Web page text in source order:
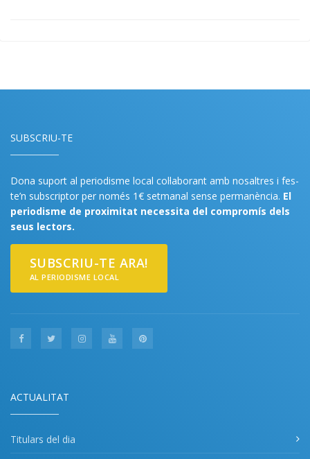
SUBSCRIU-TE
Dona suport al periodisme local col·laborant amb nosaltres i fes-
te’n subscriptor per només 1€ setmanal sense permanència. El
periodisme de proximitat necessita del compromís dels
seus lectors.
SUBSCRIU-TE ARA!
AL PERIODISME LOCAL
ACTUALITAT
Titulars del dia